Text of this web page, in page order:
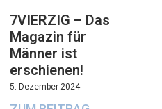
7VIERZIG – Das
Magazin für
Männer ist
erschienen!
5. Dezember 2024